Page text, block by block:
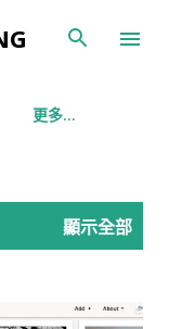
更多…
顯示全部